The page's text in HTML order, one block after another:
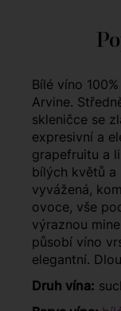
Bílé víno
Arvine.
skleničce se
expresivní a
grapefruitu a
bílých květů a
vyvážená,
ovoce, vše
výraznou
působí víno
elegantní.
Druh vína: